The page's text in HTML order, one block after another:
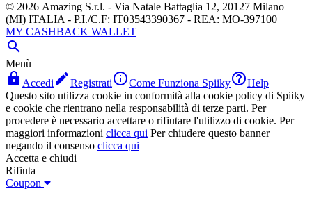
© 2026 Amazing S.r.l. - Via Natale Battaglia 12, 20127 Milano
(MI) ITALIA - P.I./C.F: IT03543390367 - REA: MO-397100
MY CASHBACK WALLET

Menù
 Accedi RegistratiCome Funziona SpiikyHelp
Questo sito utilizza cookie in conformità alla cookie policy di Spiiky
e cookie che rientrano nella responsabilità di terze parti. Per
procedere è necessario accettare o rifiutare l'utilizzo di cookie. Per
maggiori informazioni clicca qui Per chiudere questo banner
negando il consenso clicca qui
Accetta e chiudi
Rifiuta
Coupon